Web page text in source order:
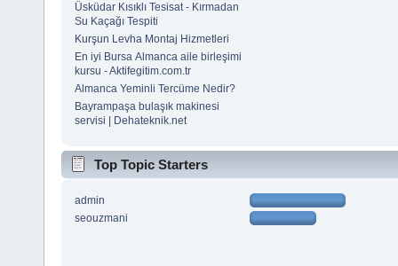
Üsküdar Kısıklı Tesisat - Kırmadan
Su Kaçağı Tespiti
Kurşun Levha Montaj Hizmetleri
En iyi Bursa Almanca aile birleşimi
kursu - Aktifegitim.com.tr
Almanca Yeminli Tercüme Nedir?
Bayrampaşa bulaşık makinesi
servisi | Dehateknik.net
Top Topic Starters
admin
seouzmani